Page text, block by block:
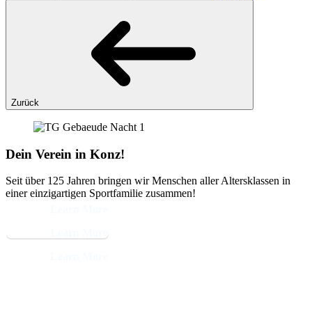
Zurück
Dein Verein in Konz!
Seit über 125 Jahren bringen wir Menschen aller Altersklassen in
einer einzigartigen Sportfamilie zusammen!